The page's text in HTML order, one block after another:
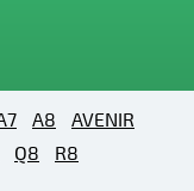
A8
AVENIR
Q8
R8